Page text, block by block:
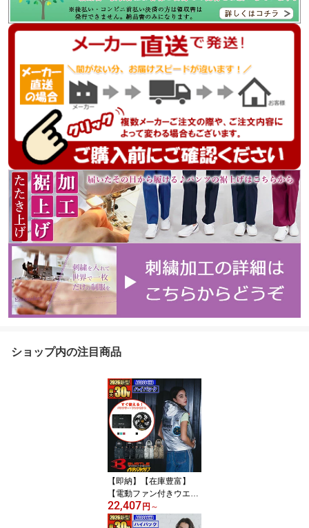
ショップ内の注目商品
【即納】【在庫豊富】
【電動ファン付きウエア
パーツ 2026新セット】N
EW ACベスト AC2094H
22,407円 ～